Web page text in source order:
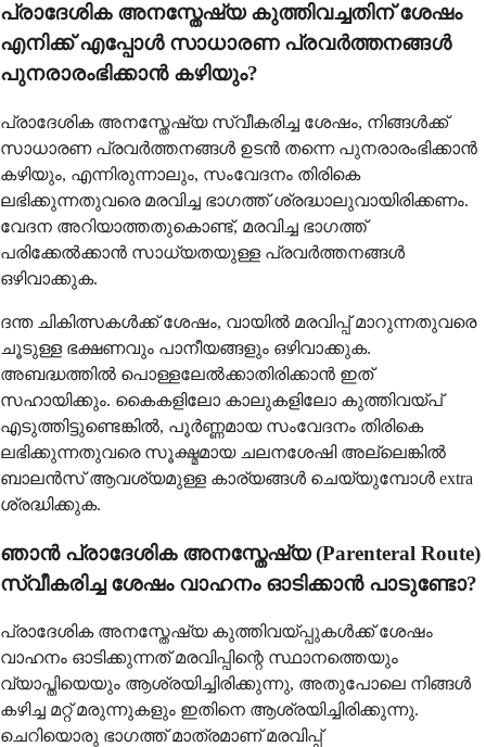
പ്രാദേശിക അനസ്തേഷ്യ കുത്തിവച്ചതിന് ശേഷം
എനിക്ക് എപ്പോൾ സാധാരണ പ്രവർത്തനങ്ങൾ
പുനരാരംഭിക്കാൻ കഴിയും?
പ്രാദേശിക അനസ്തേഷ്യ സ്വീകരിച്ച ശേഷം, നിങ്ങൾക്ക്
സാധാരണ പ്രവർത്തനങ്ങൾ ഉടൻ തന്നെ പുനരാരംഭിക്കാൻ
കഴിയും, എന്നിരുന്നാലും, സംവേദനം തിരികെ
ലഭിക്കുന്നതുവരെ മരവിച്ച ഭാഗത്ത് ശ്രദ്ധാലുവായിരിക്കണം.
വേദന അറിയാത്തതുകൊണ്ട്, മരവിച്ച ഭാഗത്ത്
പരിക്കേൽക്കാൻ സാധ്യതയുള്ള പ്രവർത്തനങ്ങൾ
ഒഴിവാക്കുക.
ദന്ത ചികിത്സകൾക്ക് ശേഷം, വായിൽ മരവിപ്പ് മാറുന്നതുവരെ
ചൂടുള്ള ഭക്ഷണവും പാനീയങ്ങളും ഒഴിവാക്കുക.
അബദ്ധത്തിൽ പൊള്ളലേൽക്കാതിരിക്കാൻ ഇത്
സഹായിക്കും. കൈകളിലോ കാലുകളിലോ കുത്തിവയ്പ്
എടുത്തിട്ടുണ്ടെങ്കിൽ, പൂർണ്ണമായ സംവേദനം തിരികെ
ലഭിക്കുന്നതുവരെ സൂക്ഷ്മമായ ചലനശേഷി അല്ലെങ്കിൽ
ബാലൻസ് ആവശ്യമുള്ള കാര്യങ്ങൾ ചെയ്യുമ്പോൾ extra
ശ്രദ്ധിക്കുക.
ഞാൻ പ്രാദേശിക അനസ്തേഷ്യ (Parenteral Route)
സ്വീകരിച്ച ശേഷം വാഹനം ഓടിക്കാൻ പാടുണ്ടോ?
പ്രാദേശിക അനസ്തേഷ്യ കുത്തിവയ്പ്പുകൾക്ക് ശേഷം
വാഹനം ഓടിക്കുന്നത് മരവിപ്പിന്റെ സ്ഥാനത്തെയും
വ്യാപ്തിയെയും ആശ്രയിച്ചിരിക്കുന്നു, അതുപോലെ നിങ്ങൾ
കഴിച്ച മറ്റ് മരുന്നുകളും ഇതിനെ ആശ്രയിച്ചിരിക്കുന്നു.
ചെറിയൊരു ഭാഗത്ത് മാത്രമാണ് മരവിപ്പ്